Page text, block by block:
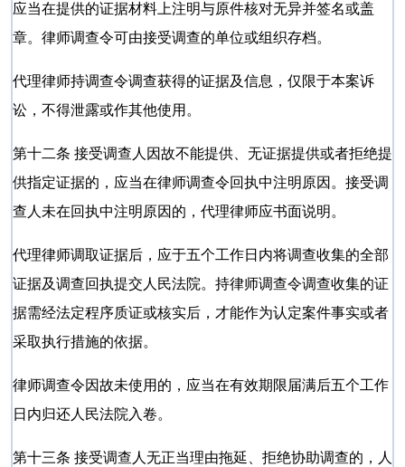
应当在提供的证据材料上注明与原件核对无异并签名或盖
章。律师调查令可由接受调查的单位或组织存档。
代理律师持调查令调查获得的证据及信息，仅限于本案诉
讼，不得泄露或作其他使用。
第十二条 接受调查人因故不能提供、无证据提供或者拒绝提
供指定证据的，应当在律师调查令回执中注明原因。接受调
查人未在回执中注明原因的，代理律师应书面说明。
代理律师调取证据后，应于五个工作日内将调查收集的全部
证据及调查回执提交人民法院。持律师调查令调查收集的证
据需经法定程序质证或核实后，才能作为认定案件事实或者
采取执行措施的依据。
律师调查令因故未使用的，应当在有效期限届满后五个工作
日内归还人民法院入卷。
第十三条 接受调查人无正当理由拖延、拒绝协助调查的，人